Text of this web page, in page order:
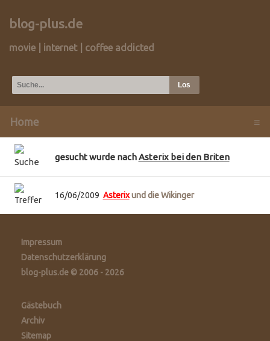
blog-plus.de
movie | internet | coffee addicted
Home ≡
gesucht wurde nachAsterix bei den Briten
16/06/2009 Asterixund die Wikinger
Impressum
Datenschutzerklärung
blog-plus.de © 2006 - 2026
Gästebuch
Archiv
Sitemap